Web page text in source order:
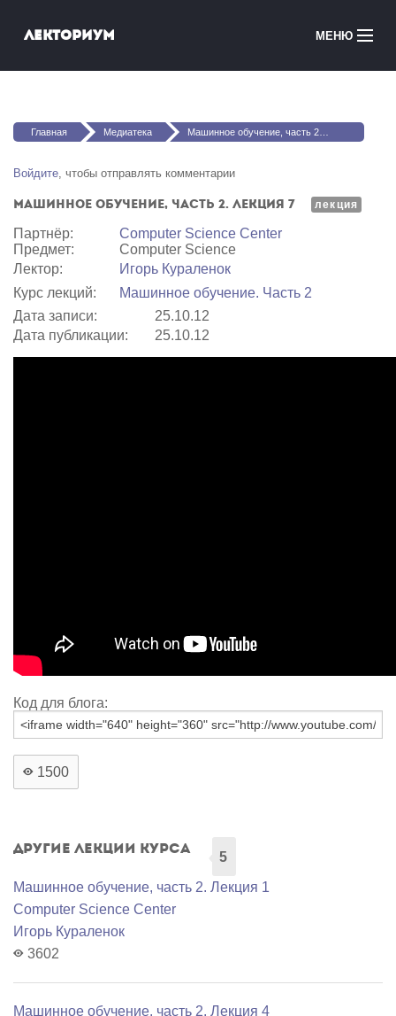
Лекториум МЕНЮ
Медиатека
Courses in English
Вы здесь
Главная Медиатека Машинное обучение, часть 2. Лекция 7
Войдите, чтобы отправлять комментарии
Машинное обучение, часть 2. Лекция 7 лекция
Партнёр:
Computer Science Center
Предмет:
Computer Science
Лектор:
Игорь Кураленок
Курс лекций:
Машинное обучение. Часть 2
Дата записи:
25.10.12
Дата публикации:
25.10.12
Код для блога:
1500
Другие лекции курса
5
Машинное обучение, часть 2. Лекция 1
Computer Science Center
Игорь Кураленок
3602
Машинное обучение, часть 2. Лекция 4